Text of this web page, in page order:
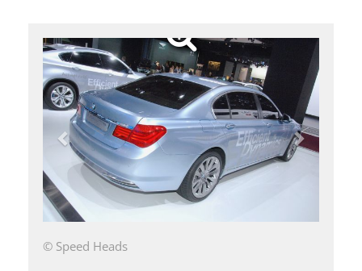
© Speed Heads